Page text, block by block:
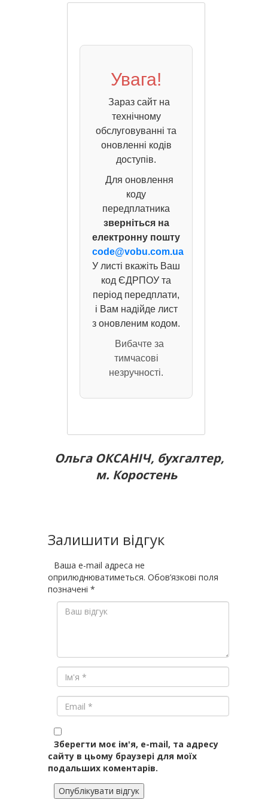
Увага!
Зараз сайт на
технічному
обслуговуванні та
оновленні кодів
доступів.
Для оновлення
коду
передплатника
зверніться на
електронну пошту
code@vobu.com.ua
У листі вкажіть Ваш
код ЄДРПОУ та
період передплати,
і Вам надійде лист
з оновленим кодом.
Вибачте за
тимчасові
незручності.
Ольга ОКСАНІЧ, бухгалтер,
м. Коростень
Залишити відгук
Ваша e-mail адреса не
оприлюднюватиметься. Обов’язкові поля
позначені *
Зберегти моє ім'я, e-mail, та адресу
сайту в цьому браузері для моїх
подальших коментарів.